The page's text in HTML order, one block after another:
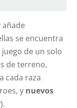
añade
se encuentra
de un solo
de terreno,
cada raza
y nuevos
).